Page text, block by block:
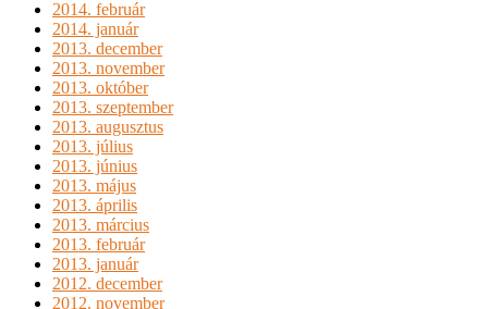
2014. február
2014. január
2013. december
2013. november
2013. október
2013. szeptember
2013. augusztus
2013. július
2013. június
2013. május
2013. április
2013. március
2013. február
2013. január
2012. december
2012. november